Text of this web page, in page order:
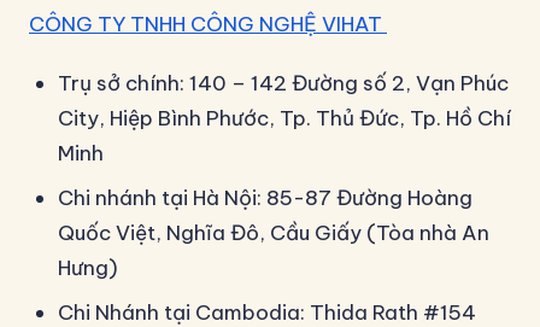
CÔNG TY TNHH CÔNG NGHỆ VIHAT
Trụ sở chính: 140 – 142 Đường số 2, Vạn Phúc
City, Hiệp Bình Phước, Tp. Thủ Đức, Tp. Hồ Chí
Minh
Chi nhánh tại Hà Nội: 85-87 Đường Hoàng
Quốc Việt, Nghĩa Đô, Cầu Giấy (Tòa nhà An
Hưng)
Chi Nhánh tại Cambodia: Thida Rath #154